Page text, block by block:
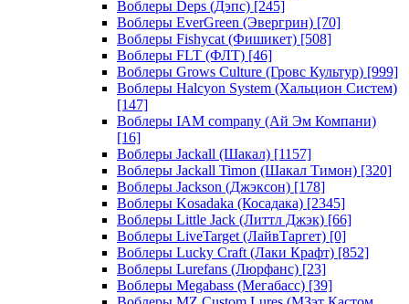
Воблеры Deps (Дэпс) [245]
Воблеры EverGreen (Эвергрин) [70]
Воблеры Fishycat (Фишикет) [508]
Воблеры FLT (ФЛТ) [46]
Воблеры Grows Culture (Гровс Культур) [999]
Воблеры Halcyon System (Хальцион Систем)
[147]
Воблеры IAM company (Ай Эм Компани)
[16]
Воблеры Jackall (Шакал) [1157]
Воблеры Jackall Timon (Шакал Тимон) [320]
Воблеры Jackson (Джэксон) [178]
Воблеры Kosadaka (Косадака) [2345]
Воблеры Little Jack (Литтл Джэк) [66]
Воблеры LiveTarget (ЛайвТаргет) [0]
Воблеры Lucky Craft (Лаки Крафт) [852]
Воблеры Lurefans (Люрфанс) [23]
Воблеры Megabass (Мегабасс) [39]